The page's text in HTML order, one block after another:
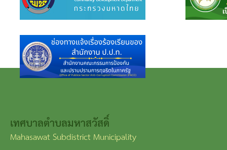
เทศบาลตำบลมหาสวัสดิ์
Mahasawat Subdistrict Municipality